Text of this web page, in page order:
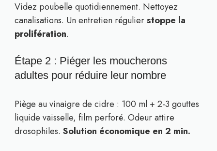
Videz poubelle quotidiennement. Nettoyez
canalisations. Un entretien régulierstoppe la
prolifération.
Étape 2 : Piéger les moucherons
adultes pour réduire leur nombre
Piège au vinaigre de cidre : 100 ml + 2-3 gouttes
liquide vaisselle, film perforé. Odeur attire
drosophiles. Solution économique en 2 min.